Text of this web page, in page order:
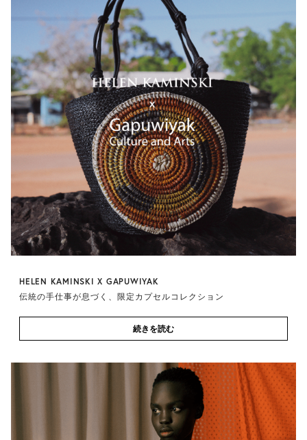
HELEN KAMINSKI X GAPUWIYAK
伝統の手仕事が息づく、限定カプセルコレクション
続きを読む